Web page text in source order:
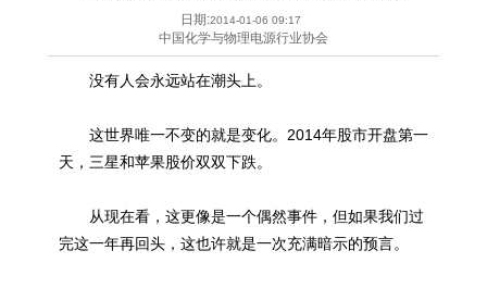
日期:2014-01-06 09:17
中国化学与物理电源行业协会
没有人会永远站在潮头上。
这世界唯一不变的就是变化。2014年股市开盘第一
天，三星和苹果股价双双下跌。
从现在看，这更像是一个偶然事件，但如果我们过
完这一年再回头，这也许就是一次充满暗示的预言。